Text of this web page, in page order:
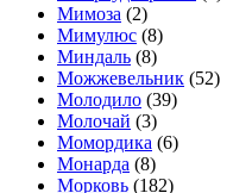
Мимоза (2)
Мимулюс (8)
Миндаль (8)
Можжевельник (52)
Молодило (39)
Молочай (3)
Момордика (6)
Монарда (8)
Морковь (182)